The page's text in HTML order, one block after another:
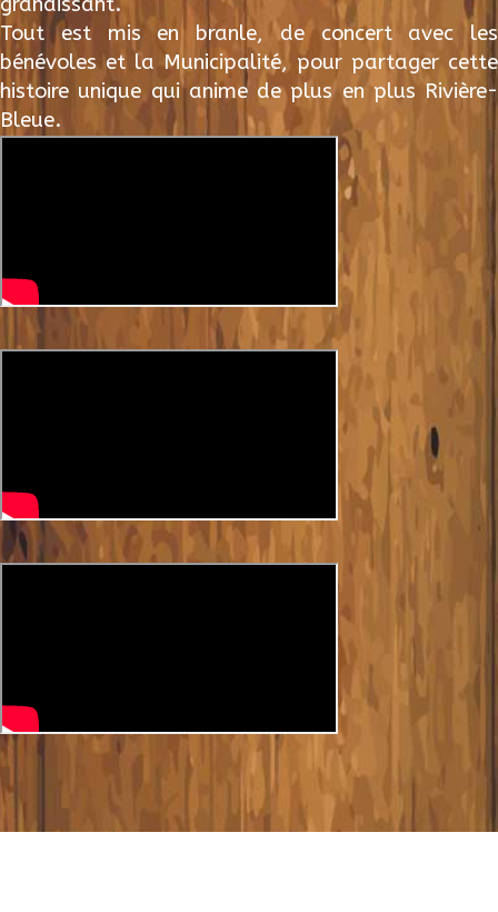
grandissant.
Tout est mis en branle, de concert avec les
bénévoles et la Municipalité, pour partager cette
histoire unique qui anime de plus en plus Rivière-
Bleue.